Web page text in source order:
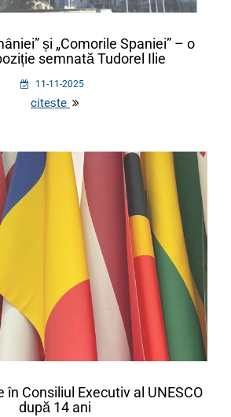
și „Comorile Spaniei” – o
semnată Tudorel Ilie
11-11-2025
citește
în Consiliul Executiv al UNESCO
după 14 ani